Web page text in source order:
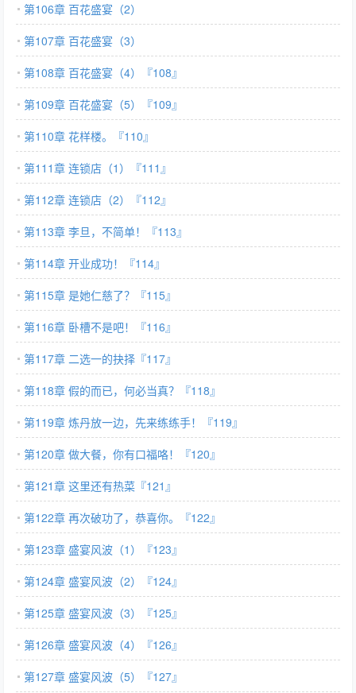
第106章 百花盛宴（2）
第107章 百花盛宴（3）
第108章 百花盛宴（4）『108』
第109章 百花盛宴（5）『109』
第110章 花样楼。『110』
第111章 连锁店（1）『111』
第112章 连锁店（2）『112』
第113章 李旦，不简单！『113』
第114章 开业成功！『114』
第115章 是她仁慈了？『115』
第116章 卧槽不是吧！『116』
第117章 二选一的抉择『117』
第118章 假的而已，何必当真？『118』
第119章 炼丹放一边，先来练练手！『119』
第120章 做大餐，你有口福咯！『120』
第121章 这里还有热菜『121』
第122章 再次破功了，恭喜你。『122』
第123章 盛宴风波（1）『123』
第124章 盛宴风波（2）『124』
第125章 盛宴风波（3）『125』
第126章 盛宴风波（4）『126』
第127章 盛宴风波（5）『127』